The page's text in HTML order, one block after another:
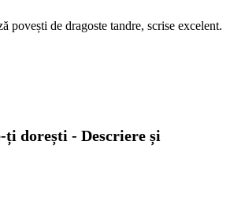
povești de dragoste tandre, scrise excelent.
dorești - Descriere și